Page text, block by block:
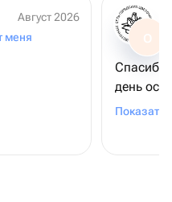
Август 2026
меня О
Спасибо,что
день
Показать